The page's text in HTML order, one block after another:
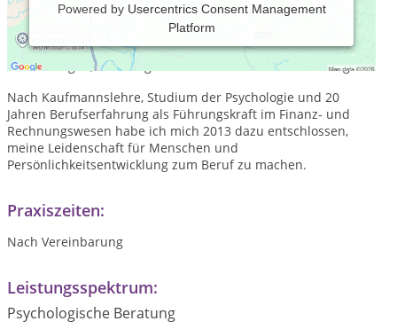
Powered by Usercentrics Consent Management
Platform
Ich bin Heilpraktiker für Psychotherapie und Business Coach,
lebe seit 25 Jahren in Berlin und biete seit einigen Jahren
Aufstellungen, Coachings und Persönlichkeitsentwicklung an.
Nach Kaufmannslehre, Studium der Psychologie und 20
Jahren Berufserfahrung als Führungskraft im Finanz- und
Rechnungswesen habe ich mich 2013 dazu entschlossen,
meine Leidenschaft für Menschen und
Persönlichkeitsentwicklung zum Beruf zu machen.
Praxiszeiten:
Nach Vereinbarung
Leistungsspektrum:
Psychologische Beratung